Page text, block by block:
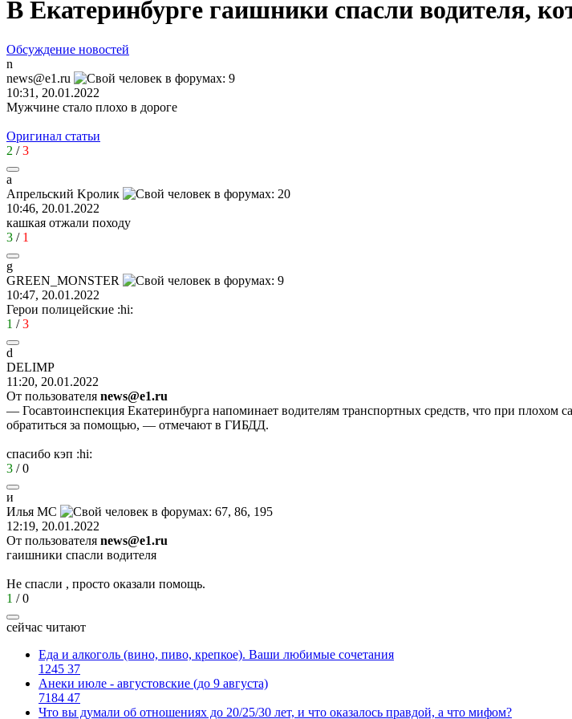
В Екатеринбурге гаишники спасли водителя,
Обсуждение новостей
n
news@e1.ru
10:31, 20.01.2022
Мужчине стало плохо в дороге
Оригинал статьи
2 /3
a
Aпрельский Kролик
10:46, 20.01.2022
кашкая отжали походу
3 / 1
g
GREEN_MONSTER
10:47, 20.01.2022
Герои полицейские :hi:
1 /3
d
DELIMP
11:20, 20.01.2022
От пользователя news@e1.ru
— Госавтоинспекция Екатеринбурга напоминает водителям транспортных средств, что при плохом
обратиться за помощью, — отмечают в ГИБДД.
спасибо кэп :hi:
3 /0
и
Илья MC
12:19, 20.01.2022
От пользователя news@e1.ru
гаишники спасли водителя
Не спасли , просто оказали помощь.
1 /0
сейчас читают
Еда и алкоголь (вино, пиво, крепкое). Ваши любимые сочетания
1245 37
Анеки июле - августовские (до 9 августа)
7184 47
Что вы думали об отношениях до 20/25/30 лет, и что оказалось правдой, а что мифом?